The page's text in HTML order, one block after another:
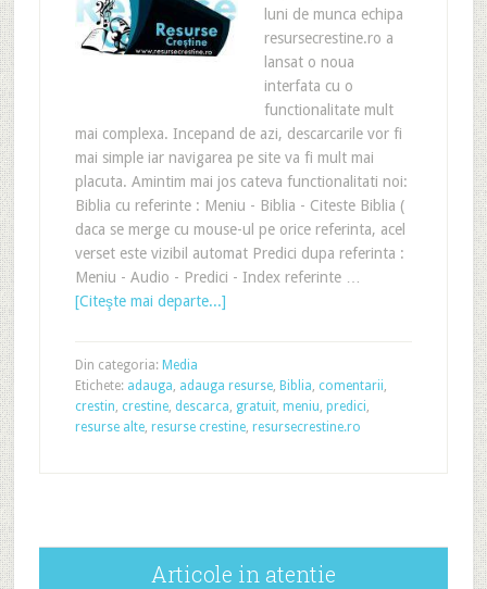
luni de munca echipa
resursecrestine.ro a
lansat o noua
interfata cu o
functionalitate mult
mai complexa. Incepand de azi, descarcarile vor fi
mai simple iar navigarea pe site va fi mult mai
placuta. Amintim mai jos cateva functionalitati noi:
Biblia cu referinte : Meniu - Biblia - Citeste Biblia (
daca se merge cu mouse-ul pe orice referinta, acel
verset este vizibil automat Predici dupa referinta :
Meniu - Audio - Predici - Index referinte …
[Citeşte mai departe...]
Din categoria: Media
Etichete: adauga, adauga resurse, Biblia, comentarii,
crestin, crestine, descarca, gratuit, meniu, predici,
resurse alte, resurse crestine, resursecrestine.ro
Articole in atentie